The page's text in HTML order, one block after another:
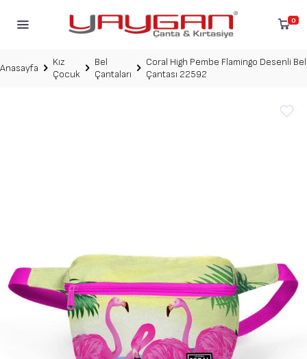
0
Anasayfa
Kız
Çocuk
Bel
Çantaları
Coral High Pembe Flamingo Desenli Bel
Çantası 22592